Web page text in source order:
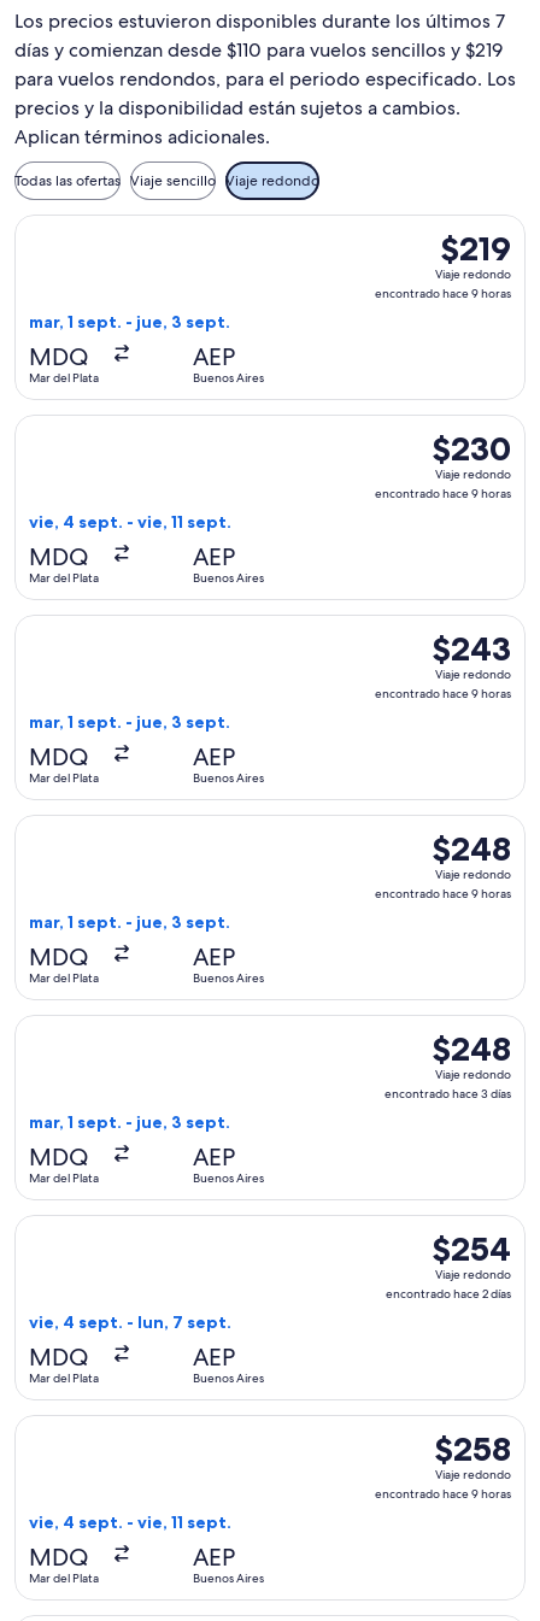
Los precios estuvieron disponibles durante los últimos 7
días y comienzan desde $110 para vuelos sencillos y $219
para vuelos rendondos, para el periodo especificado. Los
precios y la disponibilidad están sujetos a cambios.
Aplican términos adicionales.
Todas las ofertas Viaje sencillo Viaje redondo
$219
Viaje
redondo,
$219
Viaje redondo
encontrado hace 9 horas
mar, 1 sept. - jue, 3 sept.
MDQ
Mar del Plata
AEP
Buenos Aires
Seleccionar vuelo de Aerolineas Argentinas, con salida el
$230
Viaje
redondo,
$230
Viaje redondo
encontrado hace 9 horas
vie, 4 sept. - vie, 11 sept.
MDQ
Mar del Plata
AEP
Buenos Aires
Seleccionar vuelo de Aerolineas Argentinas, con salida el
$243
Viaje
redondo,
$243
Viaje redondo
encontrado hace 9 horas
mar, 1 sept. - jue, 3 sept.
MDQ
Mar del Plata
AEP
Buenos Aires
Seleccionar vuelo de Aerolineas Argentinas, con salida el
$248
Viaje
redondo,
$248
Viaje redondo
encontrado hace 9 horas
mar, 1 sept. - jue, 3 sept.
MDQ
Mar del Plata
AEP
Buenos Aires
Seleccionar vuelo de Aerolineas Argentinas, con salida el
$248
Viaje
redondo,
$248
Viaje redondo
encontrado hace 3 días
mar, 1 sept. - jue, 3 sept.
MDQ
Mar del Plata
AEP
Buenos Aires
Seleccionar vuelo de Aerolineas Argentinas, con salida el
$254
Viaje
redondo,
$254
Viaje redondo
encontrado hace 2 días
vie, 4 sept. - lun, 7 sept.
MDQ
Mar del Plata
AEP
Buenos Aires
Seleccionar vuelo de Aerolineas Argentinas, con salida el
$258
Viaje
redondo,
$258
Viaje redondo
encontrado hace 9 horas
vie, 4 sept. - vie, 11 sept.
MDQ
Mar del Plata
AEP
Buenos Aires
Seleccionar vuelo de Aerolineas Argentinas, con salida el